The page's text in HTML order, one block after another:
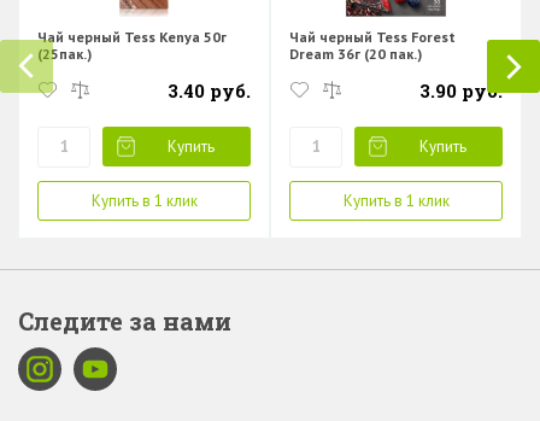
Чай черный Tess Kenya 50г
(25пак.)
3.40 руб.
Купить
Купить в 1 клик
Чай черный Tess Forest
Dream 36г (20 пак.)
3.90 руб.
Купить
Купить в 1 клик
Следите за нами